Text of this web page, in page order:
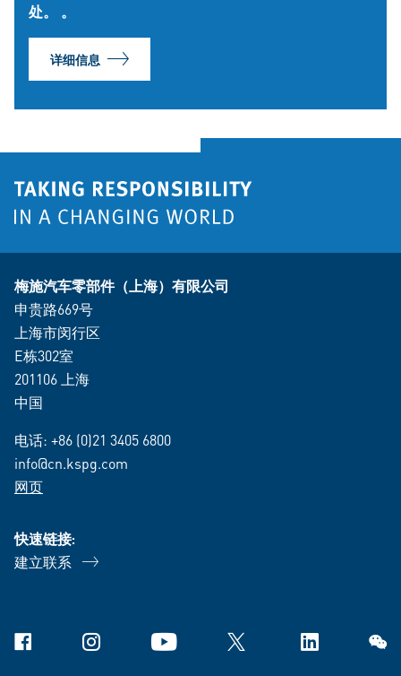
处。 。
详细信息
梅施汽车零部件（上海）有限公司
申贵路669号
上海市闵行区
E栋302室
201106 上海
中国
电话: +86 (0)21 3405 6800
info@cn.kspg.com
网页
快速链接:
建立联系
Facebook Instagram YouTube X Linkedin 微信